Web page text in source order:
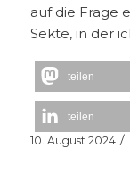
auf die Frage
Sekte, in der
teilen
teilen
10. August 2024 /